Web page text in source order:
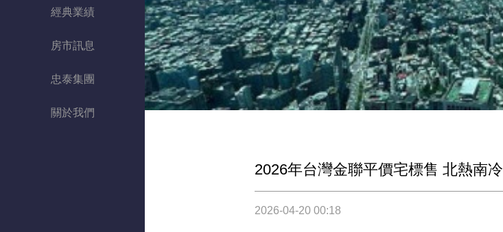
經典業績
房市訊息
忠泰集團
關於我們
2026年台灣金聯平價宅標售 北熱南冷
2026-04-20 00:18